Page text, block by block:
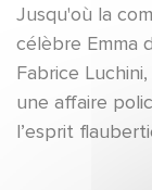
Jusqu'où la
célèbre Emma
Fabrice
une affaire
l’esprit